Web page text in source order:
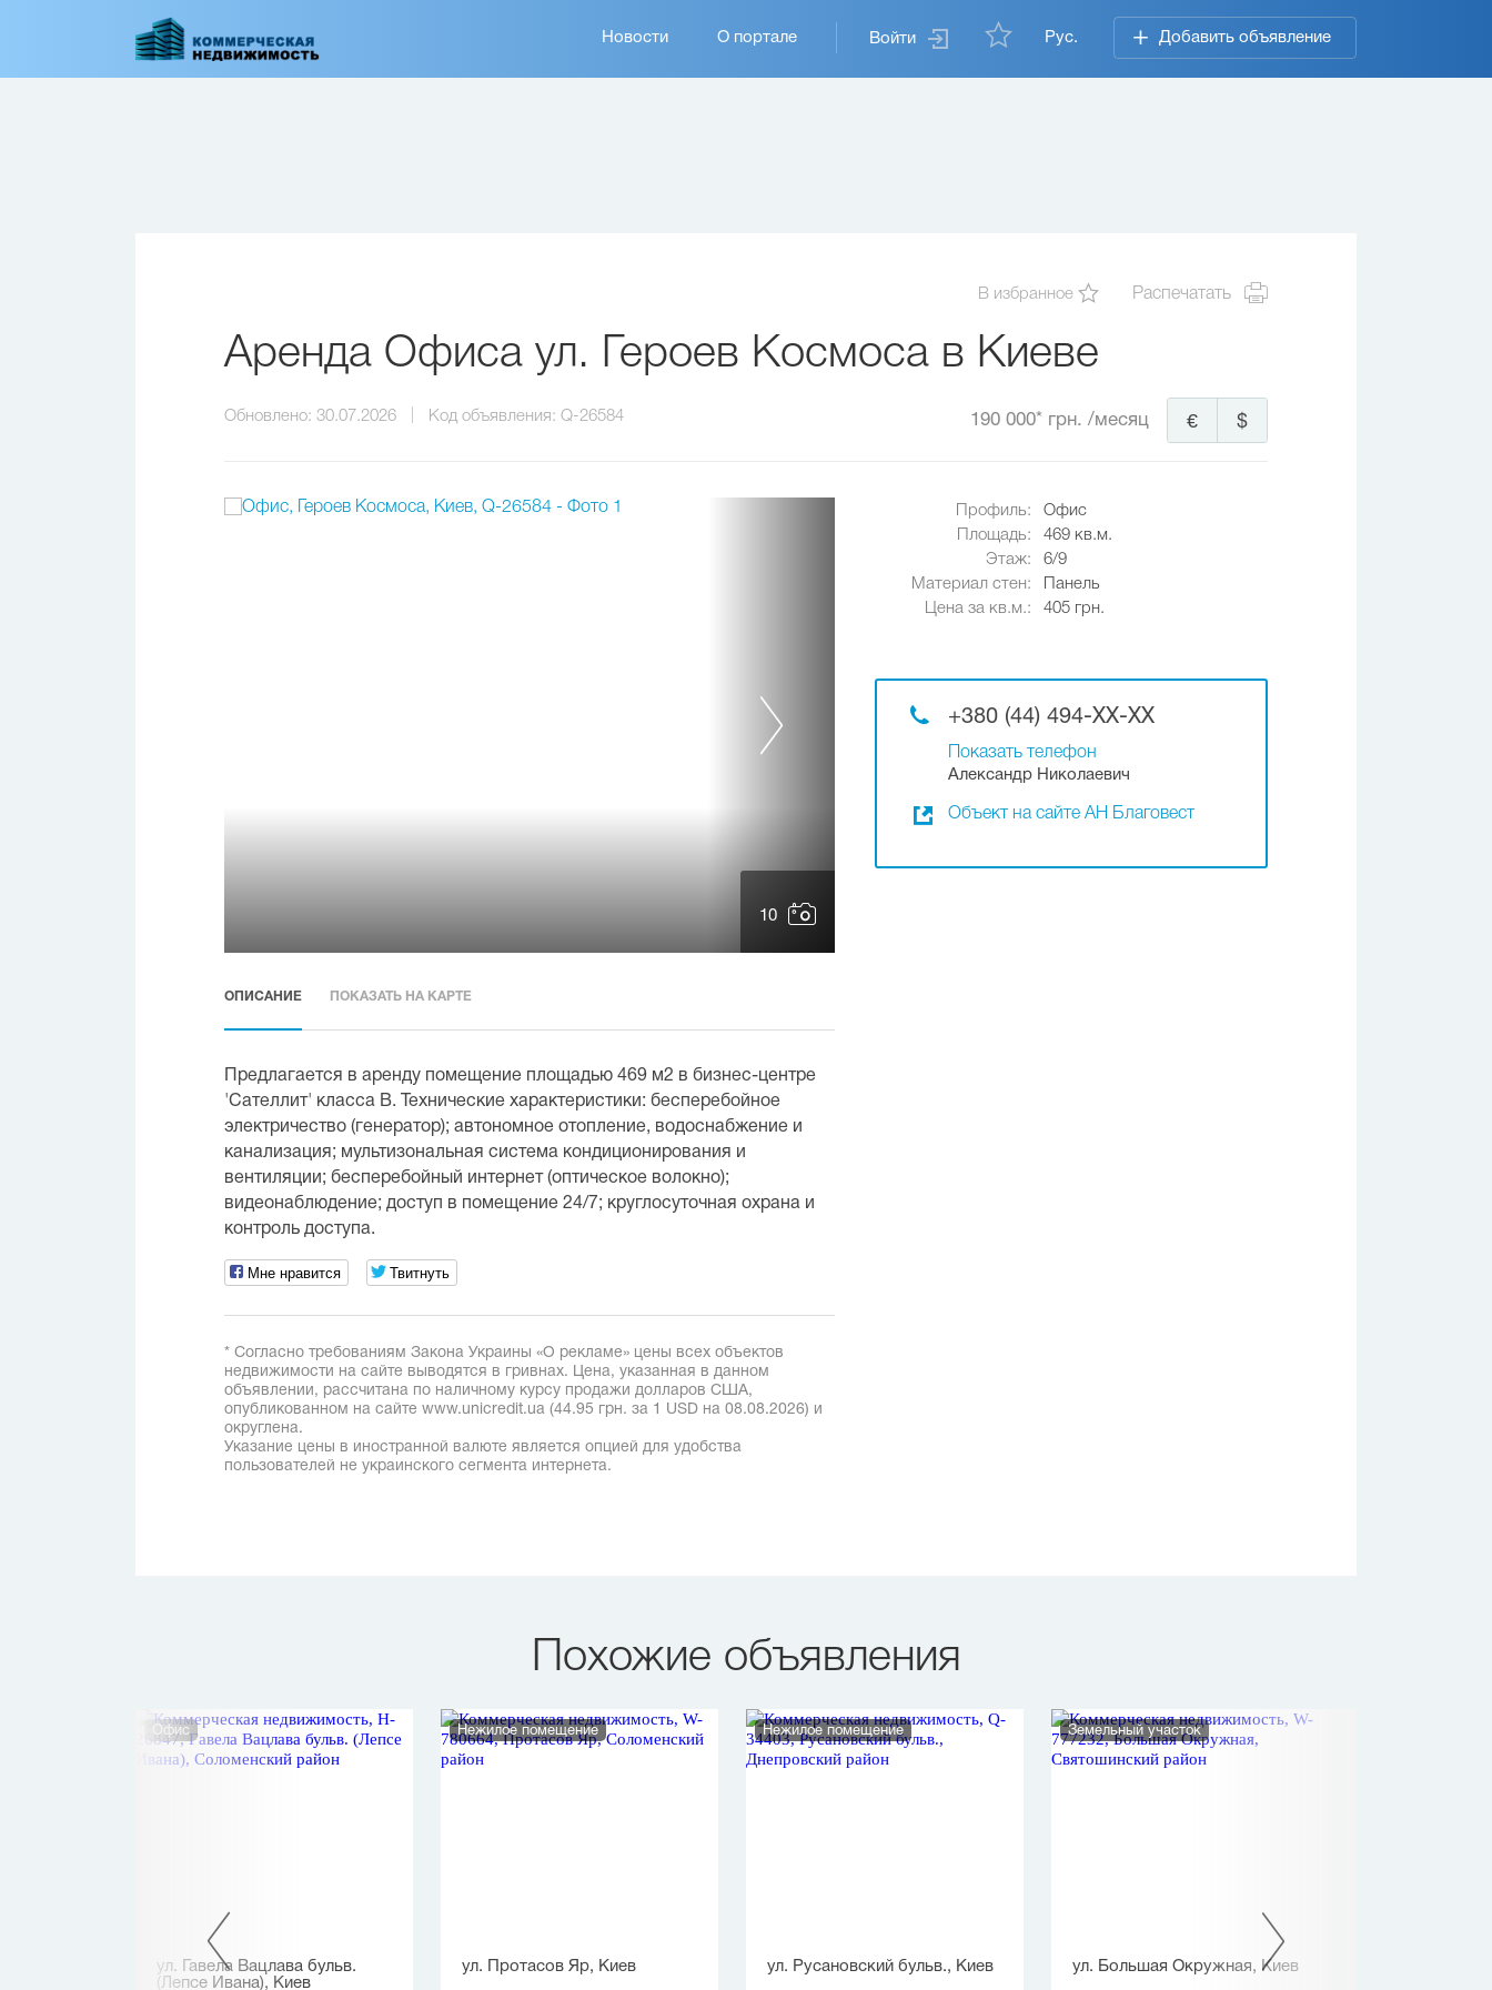
Войти Рус. Добавить объявление
Основная
навигация
Новости О портале
В избранное Распечатать
Аренда Офиса ул. Героев Космоса в Киеве
Обновлено: 30.07.2026 Код объявления: Q-26584 190 000* грн. /месяц $
€
10
Профиль:
Офис
Площадь:
469 кв.м.
Этаж:
6/9
Материал стен:
Панель
Цена за кв.м.:
405 грн.
+380 (44) 494-XX-XX
Показать телефон
Александр Николаевич
Объект на сайте АН Благовест
ОПИСАНИЕ ПОКАЗАТЬ НА КАРТЕ
Предлагается в аренду помещение площадью 469 м2 в бизнес-центре
'Сателлит' класса В. Технические характеристики: бесперебойное
электричество (генератор); автономное отопление, водоснабжение и
канализация; мультизональная система кондиционирования и
вентиляции; бесперебойный интернет (оптическое волокно);
видеонаблюдение; доступ в помещение 24/7; круглосуточная охрана и
контроль доступа.
Мне нравится Твитнуть
* Согласно требованиям Закона Украины «О рекламе» цены всех объектов
недвижимости на сайте выводятся в гривнах. Цена, указанная в данном
объявлении, рассчитана по наличному курсу продажи долларов США,
опубликованном на сайте www.unicredit.ua (44.95 грн. за 1 USD на 08.08.2026) и
округлена.
Указание цены в иностранной валюте является опцией для удобства
пользователей не украинского сегмента интернета.
Похожие объявления
Офис
ул. Гавела Вацлава бульв.
(Лепсе Ивана), Киев
Нежилое помещение
ул. Протасов Яр, Киев
Нежилое помещение
ул. Русановский бульв., Киев
Земельный участок
ул. Большая Окружная, Киев